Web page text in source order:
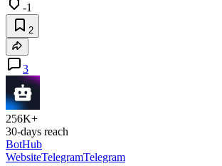
-1
2
3
256K+
30-days reach
BotHub
WebsiteTelegramTelegram